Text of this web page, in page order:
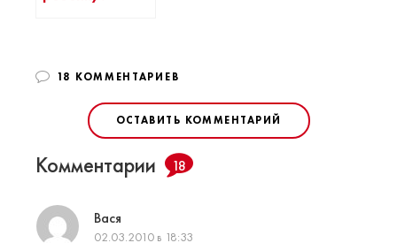
18 КОММЕНТАРИЕВ
ОСТАВИТЬ КОММЕНТАРИЙ
Комментарии 18
Вася
02.03.2010 в 18:33